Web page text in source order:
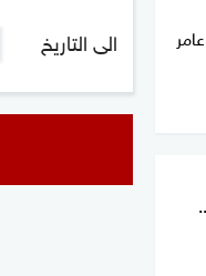
الى التاريخ